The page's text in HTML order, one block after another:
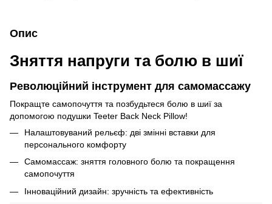
Опис
Зняття напруги та болю в шиї
Революційний інструмент для самомассажу
Покращте самопочуття та позбудьтеся болю в шиї за
допомогою подушки Teeter Back Neck Pillow!
Налаштовуваний рельєф: дві змінні вставки для
персонального комфорту
Самомассаж: зняття головного болю та покращення
самопочуття
Інноваційний дизайн: зручність та ефективність